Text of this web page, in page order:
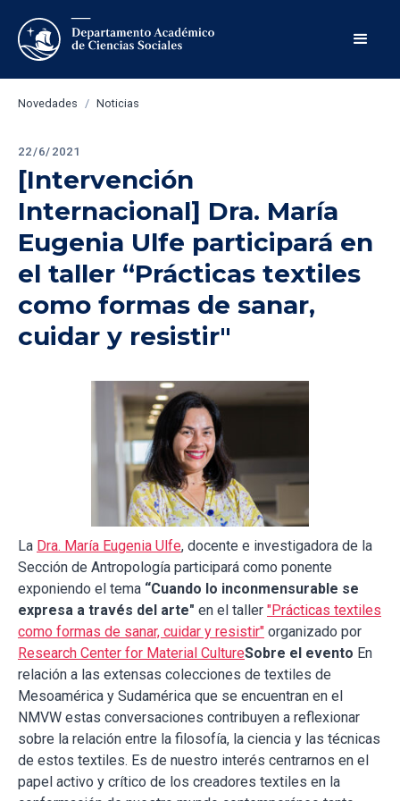
Novedades / Noticias
22/6/2021
[Intervención
Internacional] Dra. María
Eugenia Ulfe participará en
el taller “Prácticas textiles
como formas de sanar,
cuidar y resistir"
La Dra. María Eugenia Ulfe, docente e investigadora de la
Sección de Antropología participará como ponente
exponiendo el tema “Cuando lo inconmensurable se
expresa a través del arte" en el taller "Prácticas textiles
como formas de sanar, cuidar y resistir" organizado por
Research Center for Material CultureSobre el evento En
relación a las extensas colecciones de textiles de
Mesoamérica y Sudamérica que se encuentran en el
NMVW estas conversaciones contribuyen a reflexionar
sobre la relación entre la filosofía, la ciencia y las técnicas
de estos textiles. Es de nuestro interés centrarnos en el
papel activo y crítico de los creadores textiles en la